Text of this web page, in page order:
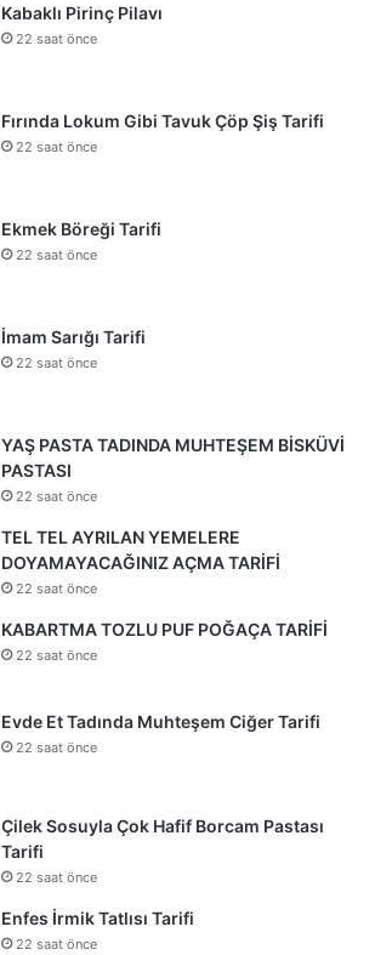
Kabaklı Pirinç Pilavı
22 saat önce
Fırında Lokum Gibi Tavuk Çöp Şiş Tarifi
22 saat önce
Ekmek Böreği Tarifi
22 saat önce
İmam Sarığı Tarifi
22 saat önce
YAŞ PASTA TADINDA MUHTEŞEM BİSKÜVİ
PASTASI
22 saat önce
TEL TEL AYRILAN YEMELERE
DOYAMAYACAĞINIZ AÇMA TARİFİ
22 saat önce
KABARTMA TOZLU PUF POĞAÇA TARİFİ
22 saat önce
Evde Et Tadında Muhteşem Ciğer Tarifi
22 saat önce
Çilek Sosuyla Çok Hafif Borcam Pastası
Tarifi
22 saat önce
Enfes İrmik Tatlısı Tarifi
22 saat önce